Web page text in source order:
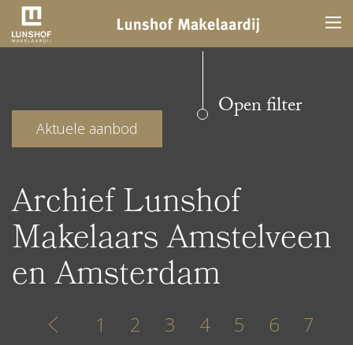
Aktuele aanbod
Open filter
Archief Lunshof
Makelaars Amstelveen
en Amsterdam
1 2 3 4 5 6
7